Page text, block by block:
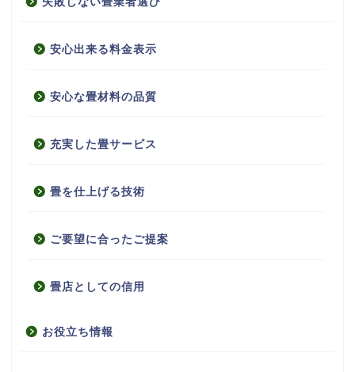
安心出来る料金表示
安心な畳材料の品質
充実した畳サービス
畳を仕上げる技術
ご要望に合ったご提案
畳店としての信用
お役立ち情報